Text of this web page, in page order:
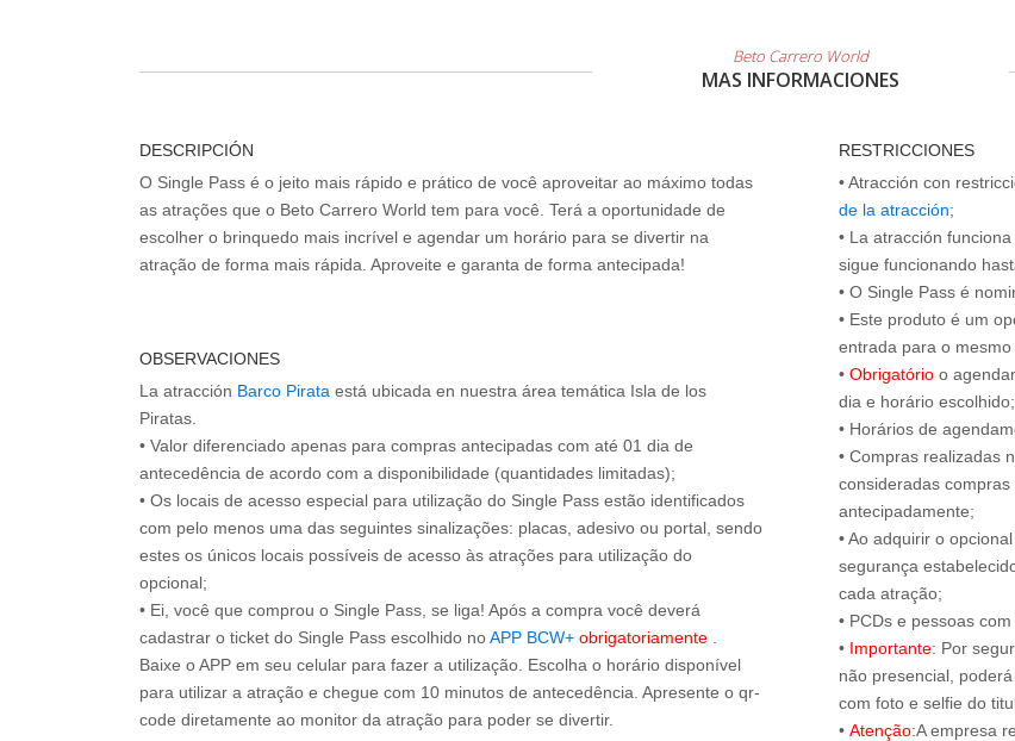
Beto Carrero World
MAS INFORMACIONES
DESCRIPCIÓN
O Single Pass é o jeito mais rápido e prático de você aproveitar ao máximo todas
as atrações que o Beto Carrero World tem para você. Terá a oportunidade de
escolher o brinquedo mais incrível e agendar um horário para se divertir na
atração de forma mais rápida. Aproveite e garanta de forma antecipada!
OBSERVACIONES
La atracción Barco Pirata está ubicada en nuestra área temática Isla de los
Piratas.
• Valor diferenciado apenas para compras antecipadas com até 01 dia de
antecedência de acordo com a disponibilidade (quantidades limitadas);
• Os locais de acesso especial para utilização do Single Pass estão identificados
com pelo menos uma das seguintes sinalizações: placas, adesivo ou portal, sendo
estes os únicos locais possíveis de acesso às atrações para utilização do
opcional;
• Ei, você que comprou o Single Pass, se liga! Após a compra você deverá
cadastrar o ticket do Single Pass escolhido noAPP BCW+ obrigatoriamente
Baixe o APP em seu celular para fazer a utilização. Escolha o horário disponível
para utilizar a atração e chegue com 10 minutos de antecedência. Apresente o qr-
code diretamente ao monitor da atração para poder se divertir.
RESTRICCIONES
• Atracción con
de la atracción;
• La atracción
sigue funcionando
• O Single Pass é
• Este produto é um
entrada para o
• Obrigatório o
dia e horário escolhido;
• Horários de
• Compras realizadas
consideradas
antecipadamente;
• Ao adquirir o
segurança
cada atração;
• PCDs e pessoas
• Importante: Por
não presencial,
com foto e selfie do
• Atenção:A empresa